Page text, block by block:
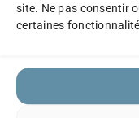
site. Ne pas consentir
certaines